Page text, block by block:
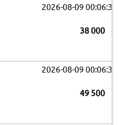
2026-08-09 00:06:32
38 000
2026-08-09 00:06:32
49 500